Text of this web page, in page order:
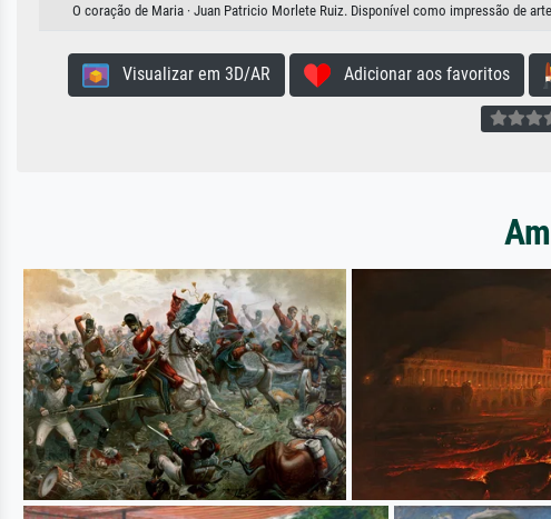
O coração de Maria · Juan Patricio Morlete Ruiz. Disponível como impressão de
Visualizar em 3D/AR Adicionar aos favoritos